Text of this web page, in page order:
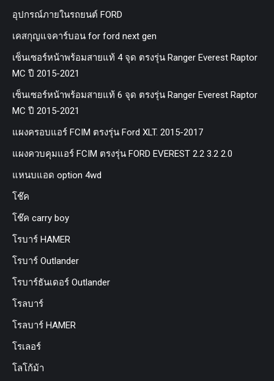
อุปกรณ์ภายในรถยนต์ FORD
เคสกุญแจคาร์บอน for ford next gen
เซ็นเซอร์หน้าพร้อมสายแท้ 4 จุด ตรงรุ่น Ranger Everest Raptor
MC ปี 2015-2021
เซ็นเซอร์หน้าพร้อมสายแท้ 6 จุด ตรงรุ่น Ranger Everest Raptor
MC ปี 2015-2021
แผงครอบแอร์ FCIM ตรงรุ่น Ford XLT. 2015-2017
แผงควบคุมแอร์ FCIM ตรงรุ่น FORD EVEREST 2.2 3.2 2.0
แหนบแอด option 4wd
โช๊ค
โช๊ค carry boy
โรบาร์ HAMER
โรบาร์ Outlander
โรบาร์ธันเดอร์ Outlander
โรลบาร์
โรลบาร์ HAMER
โรเลอร์
โลโก้ม้า